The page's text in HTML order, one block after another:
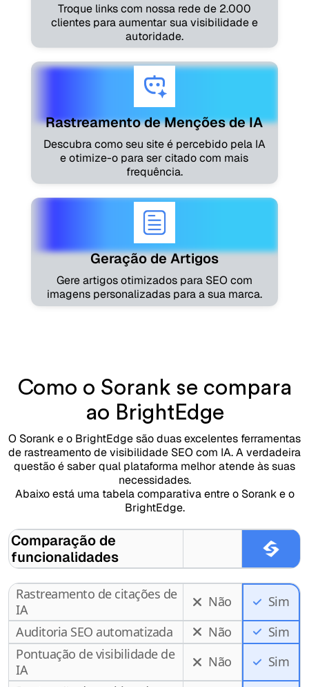
Troque links com nossa rede de 2.000
clientes para aumentar sua visibilidade e
autoridade.
Rastreamento de Menções de IA
Descubra como seu site é percebido pela IA
e otimize-o para ser citado com mais
frequência.
Geração de Artigos
Gere artigos otimizados para SEO com
imagens personalizadas para a sua marca.
Como o Sorank se compara
ao BrightEdge
O Sorank e o BrightEdge são duas excelentes ferramentas
de rastreamento de visibilidade SEO com IA. A verdadeira
questão é saber qual plataforma melhor atende às suas
necessidades.
Abaixo está uma tabela comparativa entre o Sorank e o
BrightEdge.
Comparação de
funcionalidades
Rastreamento de citações de
IA
Não
Sim
Auditoria SEO automatizada
Não
Sim
Pontuação de visibilidade de
IA
Não
Sim